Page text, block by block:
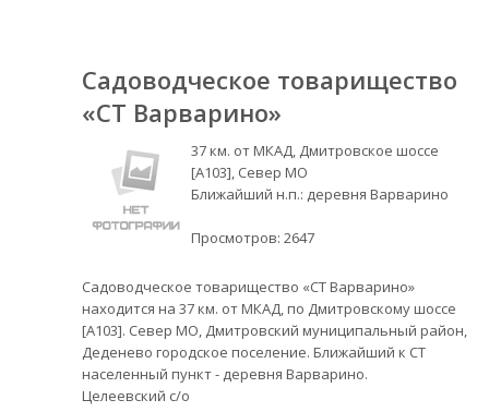
Садоводческое товарищество
«СТ Варварино»
37 км. от МКАД, Дмитровское шоссе
[А103], Север МО
Ближайший н.п.: деревня Варварино
Просмотров: 2647
Садоводческое товарищество «СТ Варварино»
находится на 37 км. от МКАД, по Дмитровскому шоссе
[А103]. Север МО, Дмитровский муниципальный район,
Деденево городское поселение. Ближайший к СТ
населенный пункт - деревня Варварино.
Целеевский с/о